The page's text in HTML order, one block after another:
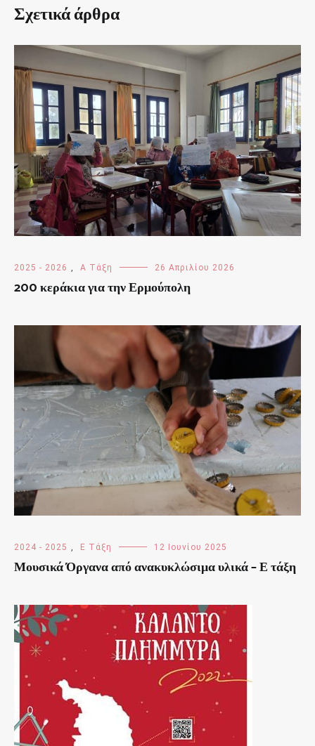
Σχετικά άρθρα
2025 - 2026 Α Τάξη 26 Απριλίου 2026
200 κεράκια για την Ερμούπολη
2024 - 2025 , Ε Τάξη 12 Ιουνίου 2025
Μουσικά Όργανα από ανακυκλώσιμα υλικά – Ε τάξη